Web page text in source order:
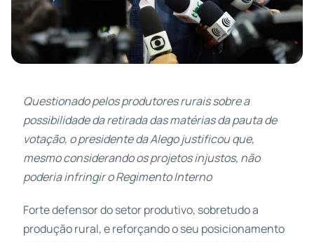
Questionado pelos produtores rurais sobre a
possibilidade da retirada das matérias da pauta de
votação, o presidente da Alego justificou que,
mesmo considerando os projetos injustos, não
poderia infringir o Regimento Interno
Forte defensor do setor produtivo, sobretudo a
produção rural, e reforçando o seu posicionamento